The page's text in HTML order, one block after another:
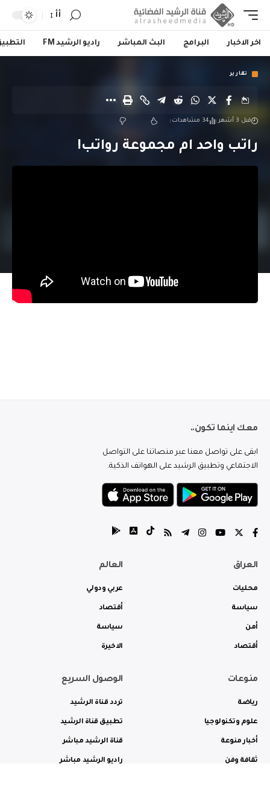
أأ
اخر الاخبار البرامج البث المباشر راديو الرشيد FM
تقارير
قبل 3 أشهر 34 مشاهدات
راتب واحد ام مجموعة رواتب!
معك اينما تكون..
ابقى على تواصل معنا عبر منصاتنا على التواصل
الاجتماعي وتطبيق الرشيد على الهواتف الذكية.
العراق
محليات
سياسة
أمن
أقتصاد
العالم
عربي ودولي
أقتصاد
سياسة
الاخيرة
منوعات
رياضة
علوم وتكنولوجيا
أخبار منوعة
ثقافة وفن
الوصول السريع
تردد قناة الرشيد
تطبيق قناة الرشيد
قناة الرشيد مباشر
راديو الرشيد مباشر